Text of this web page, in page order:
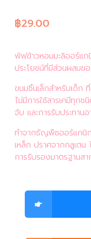
฿29.00
พัฟข้าวหอมมะลิออร์แ
ประโยชน์ที่มีส่วนผสมข
ขนมชิ้นเล็กสำหรับเด็ก
ไม่มีการใช้สารเคมีทุก
จับ และการรับประทาน
ทำจากธัญพืชออร์แกนิ
เหล็ก ปราศจากกลูเตน
การรับรองมาตรฐานส